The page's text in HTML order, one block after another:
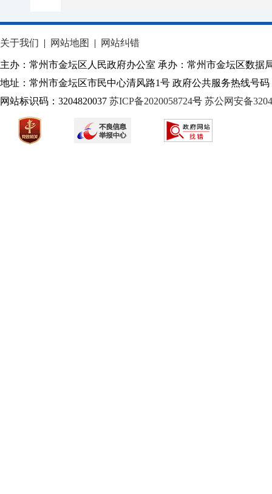
关于我们 | 网站地图 | 网站纠错
主办：常州市金坛区人民政府办公室 承办：常州市金坛区数据
地址：常州市金坛区市民中心清风路1号 政府公共服务热线号码
网站标识码：3204820037 苏ICP备2020058724号 苏公网安备